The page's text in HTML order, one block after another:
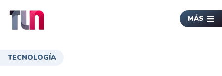
MÁS
TECNOLOGÍA